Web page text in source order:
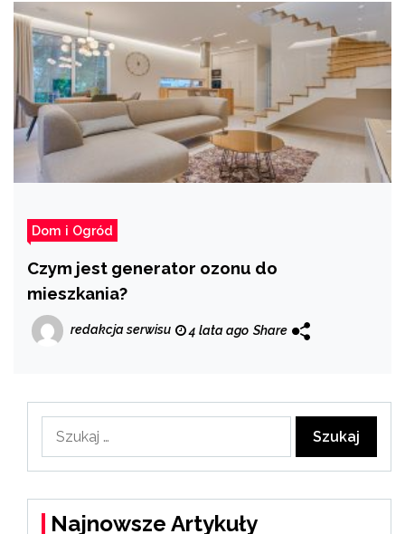
Dom i Ogród
Czym jest generator ozonu do
mieszkania?
redakcja serwisu 4 lata ago Share
Najnowsze Artykuły